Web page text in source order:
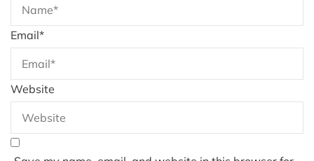
Email*
Website